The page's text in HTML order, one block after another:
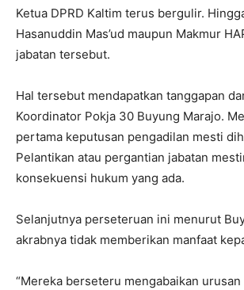
Ketua DPRD Kaltim terus bergulir.
Hasanuddin Mas’ud maupun Makmur
jabatan tersebut.
Hal tersebut mendapatkan tanggapan
Koordinator Pokja 30 Buyung Marajo.
pertama keputusan pengadilan mesti
Pelantikan atau pergantian jabatan
konsekuensi hukum yang ada.
Selanjutnya perseteruan ini menurut
akrabnya tidak memberikan manfaat
“Mereka berseteru mengabaikan